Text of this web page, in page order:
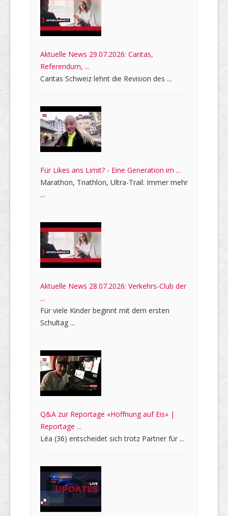
Aktuelle News 29.07.2026: Caritas,
Referendum, ...
Caritas Schweiz lehnt die Revision des ...
Für Likes ans Limit? - Eine Generation im ...
Marathon, Triathlon, Ultra-Trail: Immer mehr
...
Aktuelle News 28.07.2026: Verkehrs-Club der
...
Für viele Kinder beginnt mit dem ersten
Schultag ...
Q&A zur Reportage «Hoffnung auf Eis» |
Reportage ...
Léa (36) entscheidet sich trotz Partner für ...